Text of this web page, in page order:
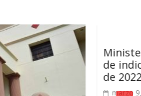
de Economía publica
económicos al
9, 2022